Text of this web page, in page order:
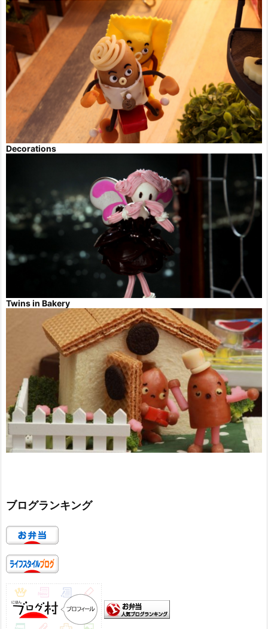
Decorations
Twins in Bakery
ブログランキング